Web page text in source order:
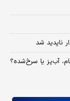
آب‌پز یا سرخ‌شده؟